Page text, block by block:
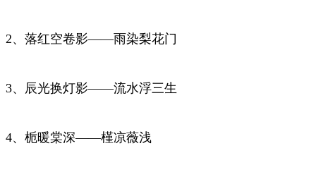
2、落红空卷影——雨染梨花门
3、辰光换灯影——流水浮三生
4、栀暖棠深——槿凉薇浅